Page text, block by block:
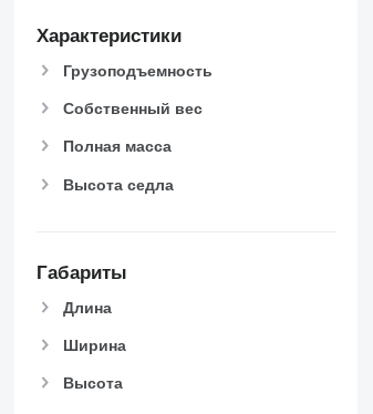
Характеристики
Грузоподъемность
Собственный вес
Полная масса
Высота седла
Габариты
Длина
Ширина
Высота